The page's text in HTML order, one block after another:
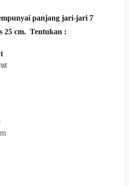
panjang jari-jari 7
25 cm. Tentukan :